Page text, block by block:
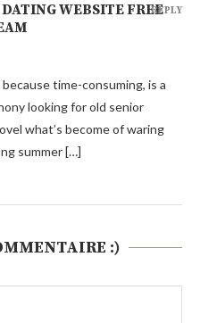
WEBSITE FREE
time-consuming, is a
looking for old senior
what’s become of waring
summer […]
REPLY
:)